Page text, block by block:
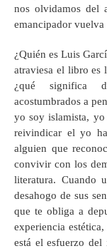
nos olvidamos del
emancipador vuelva
¿Quién es Luis
atraviesa el libro es
¿qué significa
acostumbrados a
yo soy islamista,
reivindicar el yo
alguien que
convivir con los
literatura. Cuando
desahogo de sus
que te obliga a
experiencia
está el esfuerzo